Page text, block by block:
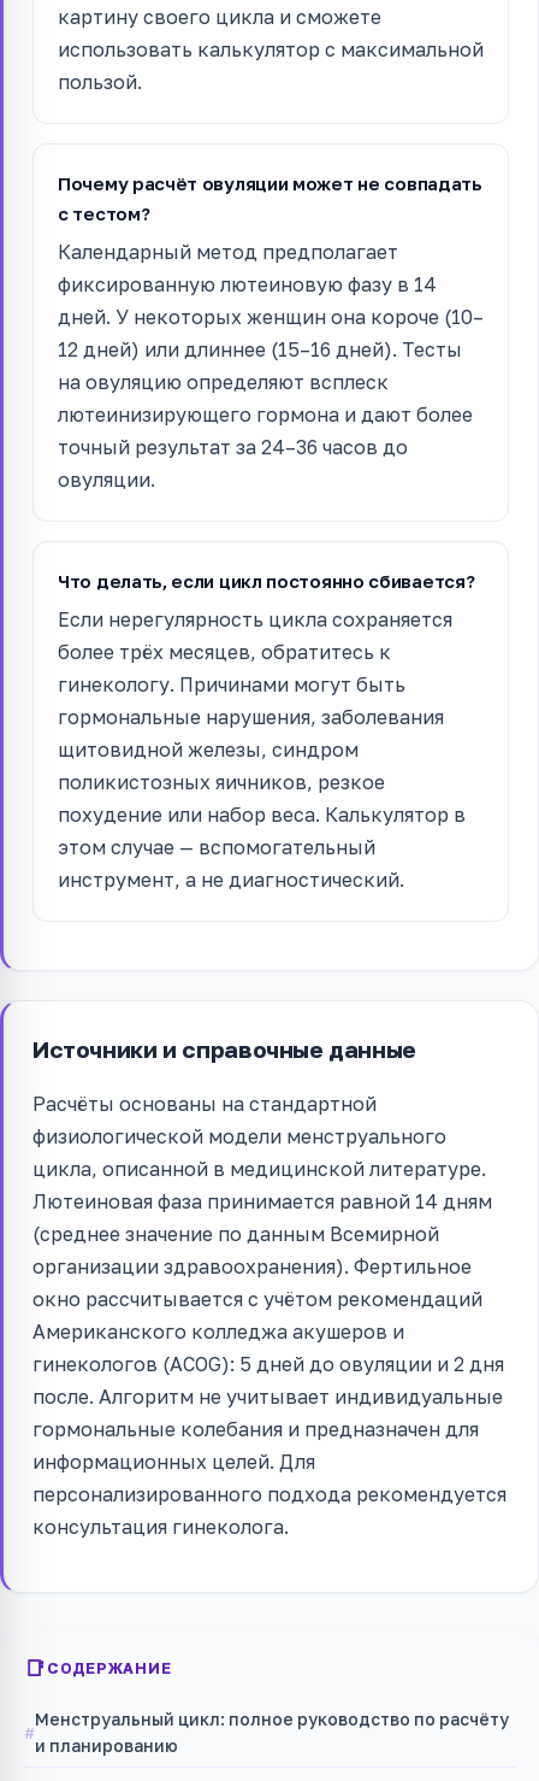
картину своего цикла и сможете
использовать калькулятор с максимальной
пользой.
Почему расчёт овуляции может не совпадать
с тестом?
Календарный метод предполагает
фиксированную лютеиновую фазу в 14
дней. У некоторых женщин она короче (10–
12 дней) или длиннее (15–16 дней). Тесты
на овуляцию определяют всплеск
лютеинизирующего гормона и дают более
точный результат за 24–36 часов до
овуляции.
Что делать, если цикл постоянно сбивается?
Если нерегулярность цикла сохраняется
более трёх месяцев, обратитесь к
гинекологу. Причинами могут быть
гормональные нарушения, заболевания
щитовидной железы, синдром
поликистозных яичников, резкое
похудение или набор веса. Калькулятор в
этом случае — вспомогательный
инструмент, а не диагностический.
Источники и справочные данные
Расчёты основаны на стандартной
физиологической модели менструального
цикла, описанной в медицинской литературе.
Лютеиновая фаза принимается равной 14 дням
(среднее значение по данным Всемирной
организации здравоохранения). Фертильное
окно рассчитывается с учётом рекомендаций
Американского колледжа акушеров и
гинекологов (ACOG): 5 дней до овуляции и 2 дня
после. Алгоритм не учитывает индивидуальные
гормональные колебания и предназначен для
информационных целей. Для
персонализированного подхода рекомендуется
консультация гинеколога.
СОДЕРЖАНИЕ
Менструальный цикл: полное руководство по расчёту
и планированию